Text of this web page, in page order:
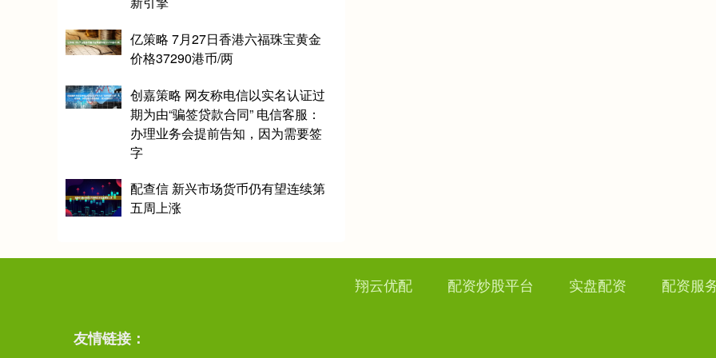
亿策略 7月27日香港六福珠宝黄金
价格37290港币/两
创嘉策略 网友称电信以实名认证过
期为由“骗签贷款合同” 电信客服：
办理业务会提前告知，因为需要签
字
配查信 新兴市场货币仍有望连续第
五周上涨
翔云优配 配资炒股平台 实盘配资 配资服
友情链接：